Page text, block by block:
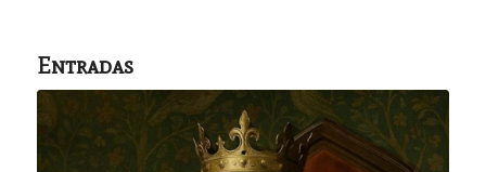
Entradas